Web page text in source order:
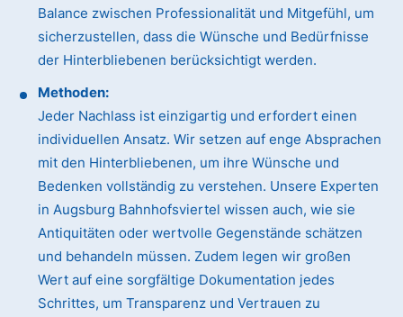
Balance zwischen Professionalität und Mitgefühl, um
sicherzustellen, dass die Wünsche und Bedürfnisse
der Hinterbliebenen berücksichtigt werden.
Methoden:
Jeder Nachlass ist einzigartig und erfordert einen
individuellen Ansatz. Wir setzen auf enge Absprachen
mit den Hinterbliebenen, um ihre Wünsche und
Bedenken vollständig zu verstehen. Unsere Experten
in Augsburg Bahnhofsviertel wissen auch, wie sie
Antiquitäten oder wertvolle Gegenstände schätzen
und behandeln müssen. Zudem legen wir großen
Wert auf eine sorgfältige Dokumentation jedes
Schrittes, um Transparenz und Vertrauen zu